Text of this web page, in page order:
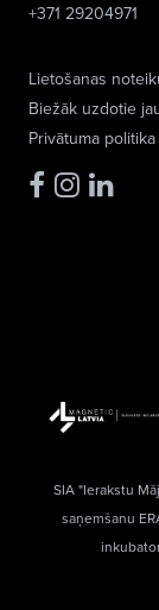
Lietošanas
Biežāk uzdotie
Privātuma politika
+371 29204971
SIA "Ierakstu
saņemšanu